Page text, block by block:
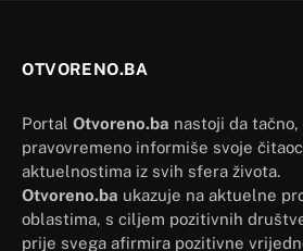
OTVORENO.BA
Portal Otvoreno.ba nastoji da
pravovremeno informiše svoje
aktuelnostima iz svih sfera života.
Otvoreno.ba ukazuje na aktuelne
oblastima, s ciljem pozitivnih
prije svega afirmira pozitivne